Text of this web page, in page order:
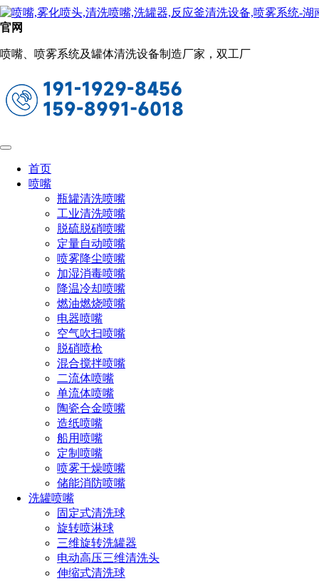
官网
喷嘴、喷雾系统及罐体清洗设备制造厂家，双工厂
首页
喷嘴
瓶罐清洗喷嘴
工业清洗喷嘴
脱硫脱硝喷嘴
定量自动喷嘴
喷雾降尘喷嘴
加湿消毒喷嘴
降温冷却喷嘴
燃油燃烧喷嘴
电器喷嘴
空气吹扫喷嘴
脱硝喷枪
混合搅拌喷嘴
二流体喷嘴
单流体喷嘴
陶瓷合金喷嘴
造纸喷嘴
船用喷嘴
定制喷嘴
喷雾干燥喷嘴
储能消防喷嘴
洗罐喷嘴
固定式清洗球
旋转喷淋球
三维旋转洗罐器
电动高压三维清洗头
伸缩式清洗球
脱硫脱硝喷嘴
当前位置：
PVDF螺旋喷嘴
设计特点
螺旋喷嘴 (SPJT)两种喷雾效果：空心锥型、实心锥型
2、开放式通道，喷嘴无内部零件，大而通畅的流道减小堵塞
情况，具有抗堵塞的特点
3、流量和喷雾角度可选范围大，给定管道尺寸的情况下，空
心/实心螺旋喷嘴喷流角度范围可为60°-170°，液体流率范围为
5.5-4140升/分
喷射形状